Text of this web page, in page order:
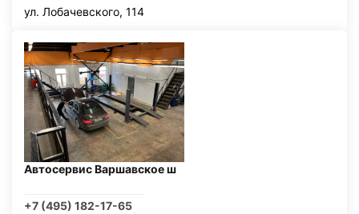
ул. Лобачевского, 114
Автосервис Варшавское ш
+7 (495) 182-17-65